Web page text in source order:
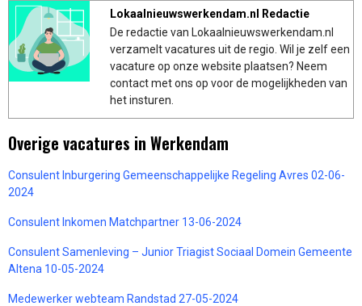
Lokaalnieuwswerkendam.nl Redactie
De redactie van Lokaalnieuwswerkendam.nl
verzamelt vacatures uit de regio. Wil je zelf een
vacature op onze website plaatsen? Neem
contact met ons op voor de mogelijkheden van
het insturen.
Overige vacatures in Werkendam
Consulent Inburgering Gemeenschappelijke Regeling Avres 02-06-
2024
Consulent Inkomen Matchpartner 13-06-2024
Consulent Samenleving – Junior Triagist Sociaal Domein Gemeente
Altena 10-05-2024
Medewerker webteam Randstad 27-05-2024